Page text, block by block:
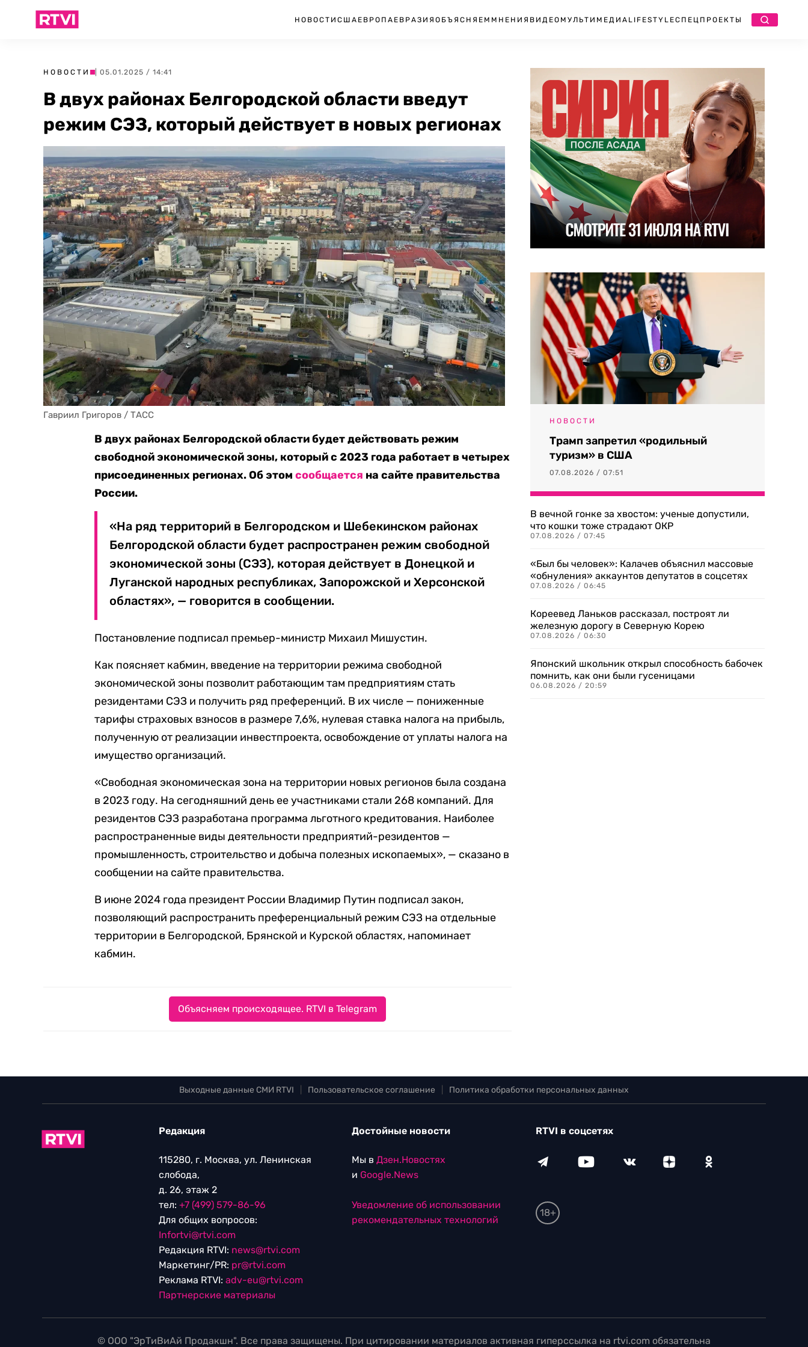
НОВОСТИ США ЕВРОПА ЕВРАЗИЯ ОБЪЯСНЯЕМ МНЕНИЯ ВИДЕО МУЛЬТИМЕДИА LIFESTYLEСПЕЦПРОЕКТЫ
НОВОСТИ | 05.01.2025 / 14:41
В двух районах Белгородской области введут
режим СЭЗ, который действует в новых регионах
Гавриил Григоров / ТАСС
В двух районах Белгородской области будет действовать режим
свободной экономической зоны, который с 2023 года работает в четырех
присоединенных регионах. Об этомсообщается на сайте правительства
России.
«На ряд территорий в Белгородском и Шебекинском районах
Белгородской области будет распространен режим свободной
экономической зоны (СЭЗ), которая действует в Донецкой и
Луганской народных республиках, Запорожской и Херсонской
областях», — говорится в сообщении.
Постановление подписал премьер-министр Михаил Мишустин.
Как поясняет кабмин, введение на территории режима свободной
экономической зоны позволит работающим там предприятиям стать
резидентами СЭЗ и получить ряд преференций. В их числе — пониженные
тарифы страховых взносов в размере 7,6%, нулевая ставка налога на прибыль,
полученную от реализации инвестпроекта, освобождение от уплаты налога на
имущество организаций.
«Свободная экономическая зона на территории новых регионов была создана
в 2023 году. На сегодняшний день ее участниками стали 268 компаний. Для
резидентов СЭЗ разработана программа льготного кредитования. Наиболее
распространенные виды деятельности предприятий-резидентов —
промышленность, строительство и добыча полезных ископаемых», — сказано в
сообщении на сайте правительства.
В июне 2024 года президент России Владимир Путин подписал закон,
позволяющий распространить преференциальный режим СЭЗ на отдельные
территории в Белгородской, Брянской и Курской областях, напоминает
кабмин.
Объясняем происходящее. RTVI в Telegram
НОВОСТИ
Трамп запретил «родильный
туризм» в США
07.08.2026 / 07:51
В вечной гонке за хвостом: ученые допустили,
что кошки тоже страдают ОКР
07.08.2026 / 07:45
«Был бы человек»: Калачев объяснил массовые
«обнуления» аккаунтов депутатов в соцсетях
07.08.2026 / 06:45
Кореевед Ланьков рассказал, построят ли
железную дорогу в Северную Корею
07.08.2026 / 06:30
Японский школьник открыл способность бабочек
помнить, как они были гусеницами
06.08.2026 / 20:59
Выходные данные СМИ RTVI Пользовательское соглашение Политика обработки персональных данных
Редакция
115280, г. Москва, ул. Ленинская
слобода,
д. 26, этаж 2
тел: +7 (499) 579-86-96
Для общих вопросов:
Infortvi@rtvi.com
Редакция RTVI: news@rtvi.com
Маркетинг/PR: pr@rtvi.com
Реклама RTVI: adv-eu@rtvi.com
Партнерские материалы
Достойные новости
Мы в Дзен.Новостях
и Google.News
Уведомление об использовании
рекомендательных технологий
RTVI в соцсетях
18+
© ООО "ЭрТиВиАй Продакшн". Все права защищены. При цитировании материалов активная гиперссылка на rtvi.com обязательна